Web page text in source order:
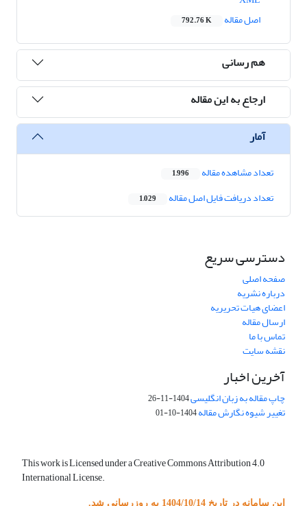
اصل مقاله
792.76 K
هم رسانی
ارجاع به این مقاله
آمار
تعداد مشاهده مقاله 1,996
تعداد دریافت فایل اصل مقاله 1,029
دسترسی سریع
صفحه اصلی
درباره نشریه
اعضای هیات تحریریه
ارسال مقاله
تماس با ما
نقشه سایت
آخرین اخبار
چاپ مقاله به زبان انگلیسی1404-11-26
تغییر شیوه نگارش مقاله1404-10-01
This work is Licensed under a Creative Commons Attribution 4.0
International License.
این سامانه در تاریخ 1404/10/14 به روزرسانی شد.